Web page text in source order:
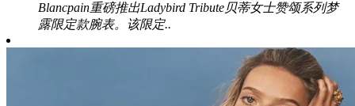
Blancpain重磅推出Ladybird Tribute贝蒂女士赞颂系列梦
露限定款腕表。该限定..